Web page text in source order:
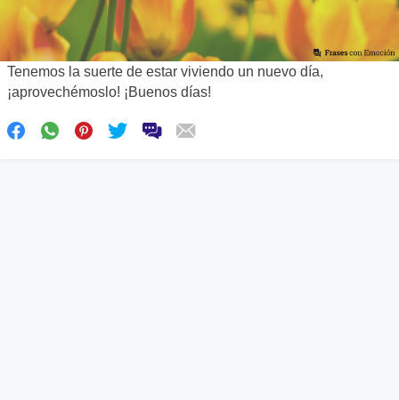
Tenemos la suerte de estar viviendo un nuevo día,
¡aprovechémoslo! ¡Buenos días!